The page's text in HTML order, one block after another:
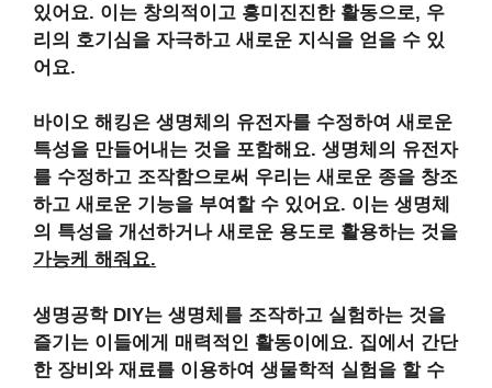
있어요. 이는 창의적이고 흥미진진한 활동으로, 우
리의 호기심을 자극하고 새로운 지식을 얻을 수 있
어요.
바이오 해킹은 생명체의 유전자를 수정하여 새로운
특성을 만들어내는 것을 포함해요. 생명체의 유전자
를 수정하고 조작함으로써 우리는 새로운 종을 창조
하고 새로운 기능을 부여할 수 있어요. 이는 생명체
의 특성을 개선하거나 새로운 용도로 활용하는 것을
가능케 해줘요.
생명공학 DIY는 생명체를 조작하고 실험하는 것을
즐기는 이들에게 매력적인 활동이에요. 집에서 간단
한 장비와 재료를 이용하여 생물학적 실험을 할 수